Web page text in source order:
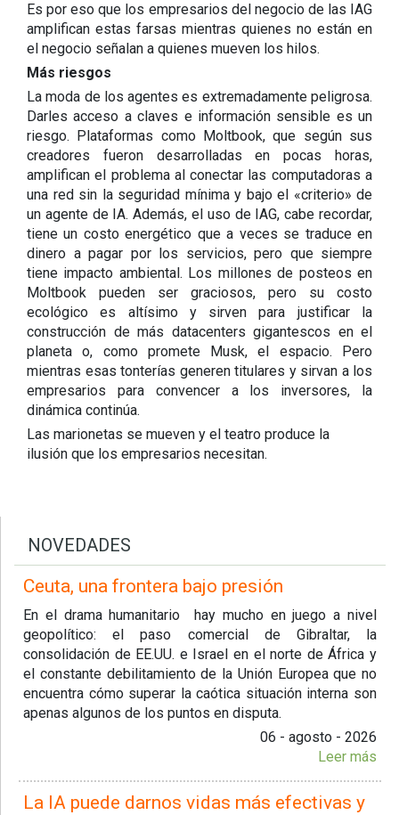
Es por eso que los empresarios del negocio de las IAG
amplifican estas farsas mientras quienes no están en
el negocio señalan a quienes mueven los hilos.
Más riesgos
La moda de los agentes es extremadamente peligrosa.
Darles acceso a claves e información sensible es un
riesgo. Plataformas como Moltbook, que según sus
creadores fueron desarrolladas en pocas horas,
amplifican el problema al conectar las computadoras a
una red sin la seguridad mínima y bajo el «criterio» de
un agente de IA. Además, el uso de IAG, cabe recordar,
tiene un costo energético que a veces se traduce en
dinero a pagar por los servicios, pero que siempre
tiene impacto ambiental. Los millones de posteos en
Moltbook pueden ser graciosos, pero su costo
ecológico es altísimo y sirven para justificar la
construcción de más datacenters gigantescos en el
planeta o, como promete Musk, el espacio. Pero
mientras esas tonterías generen titulares y sirvan a los
empresarios para convencer a los inversores, la
dinámica continúa.
Las marionetas se mueven y el teatro produce la
ilusión que los empresarios necesitan.
NOVEDADES
Ceuta, una frontera bajo presión
En el drama humanitario hay mucho en juego a nivel
geopolítico: el paso comercial de Gibraltar, la
consolidación de EE.UU. e Israel en el norte de África y
el constante debilitamiento de la Unión Europea que no
encuentra cómo superar la caótica situación interna son
apenas algunos de los puntos en disputa.
06 - agosto - 2026
Leer más
La IA puede darnos vidas más efectivas y